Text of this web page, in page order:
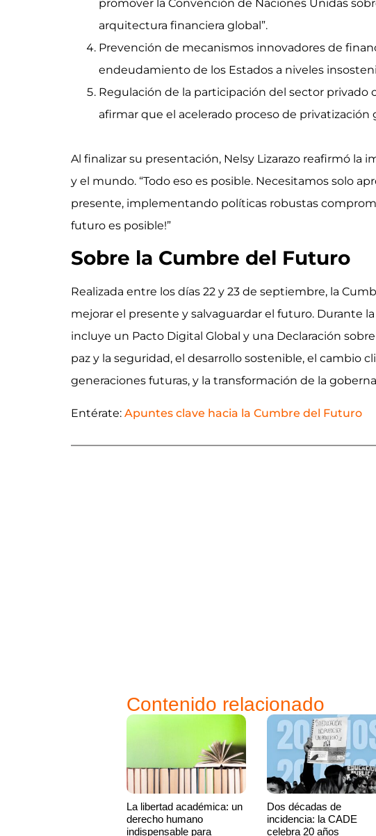
promover la Convención de Naciones Unidas
arquitectura financiera global”.
Prevención de mecanismos innovadores de
endeudamiento de los Estados a niveles
Regulación de la participación del sector privado
afirmar que el acelerado proceso de
Al finalizar su presentación, Nelsy Lizarazo reafirmó la
y el mundo. “Todo eso es posible. Necesitamos solo
presente, implementando políticas robustas
futuro es posible!”
Sobre la Cumbre del Futuro
Realizada entre los días 22 y 23 de septiembre, la
mejorar el presente y salvaguardar el futuro. Durante
incluye un Pacto Digital Global y una Declaración
paz y la seguridad, el desarrollo sostenible, el cambio
generaciones futuras, y la transformación de la
Entérate: Apuntes clave hacia la Cumbre del Futuro
Contenido relacionado
La libertad académica: un
derecho humano
indispensable para
Dos décadas de
incidencia: la CADE
celebra 20 años